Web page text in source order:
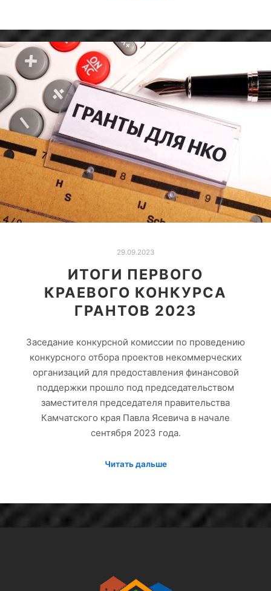
29.09.2023
ИТОГИ ПЕРВОГО
КРАЕВОГО КОНКУРСА
ГРАНТОВ 2023
Заседание конкурсной комиссии по проведению
конкурсного отбора проектов некоммерческих
организаций для предоставления финансовой
поддержки прошло под председательством
заместителя председателя правительства
Камчатского края Павла Ясевича в начале
сентября 2023 года.
Читать дальше